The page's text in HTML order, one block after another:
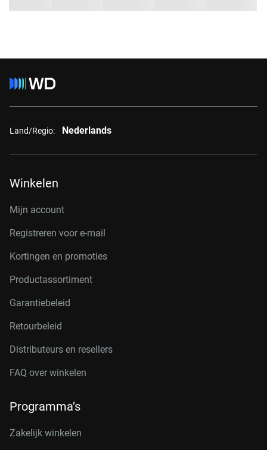
Land/Regio: Nederlands
Winkelen
Mijn account
Registreren voor e-mail
Kortingen en promoties
Productassortiment
Garantiebeleid
Retourbeleid
Distributeurs en resellers
FAQ over winkelen
Programma’s
Zakelijk winkelen